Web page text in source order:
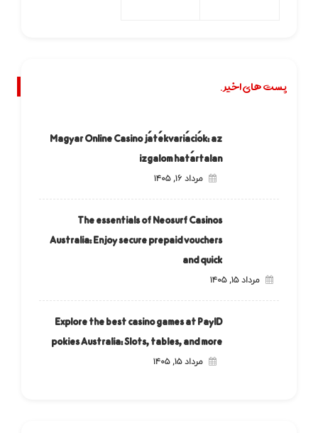
پست های اخیر.
Magyar Online Casino játékvariációk: az
izgalom határtalan
مرداد ۱۶, ۱۴۰۵
The essentials of Neosurf Casinos
Australia: Enjoy secure prepaid vouchers
and quick
مرداد ۱۵, ۱۴۰۵
Explore the best casino games at PayID
pokies Australia: Slots, tables, and more
مرداد ۱۵, ۱۴۰۵